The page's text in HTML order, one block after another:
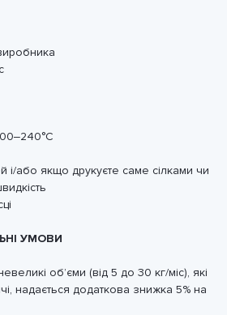
і/або якщо друкуєте саме сілками чи
УМОВИ
обʼєми (від 5 до 30 кг/міс), які
надається додаткова знижка 5% на